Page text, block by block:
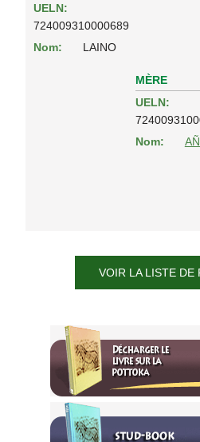
UELN:
724009310000689
Nom:
LAINO
MÈRE
UELN:
Nom:
VOIR LA LISTE DE